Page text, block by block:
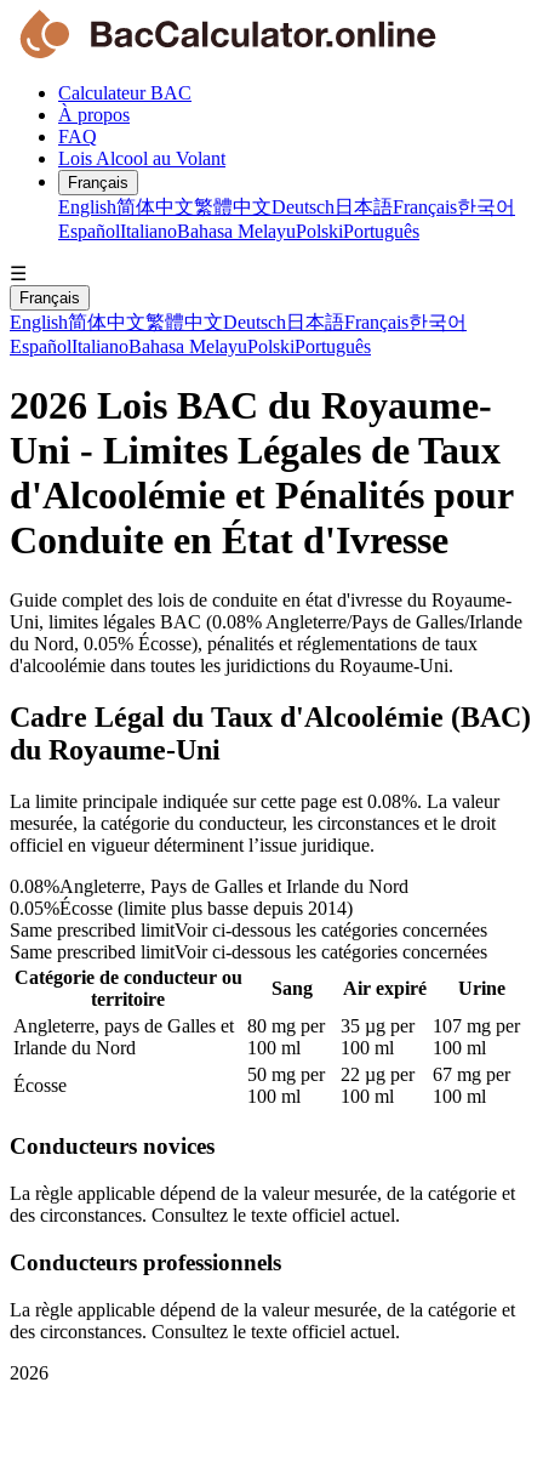
Calculateur BAC
À propos
FAQ
Lois Alcool au Volant
Français
English简体中文繁體中文Deutsch 日本語Français한국어
EspañolItalianoBahasa MelayuPolskiPortuguês
☰
Français
English简体中文繁體中文Deutsch 日本語Français한국어
EspañolItalianoBahasa MelayuPolskiPortuguês
2026 Lois BAC du Royaume-
Uni - Limites Légales de Taux
d'Alcoolémie et Pénalités pour
Conduite en État d'Ivresse
Guide complet des lois de conduite en état d'ivresse du Royaume-
Uni, limites légales BAC (0.08% Angleterre/Pays de Galles/Irlande
du Nord, 0.05% Écosse), pénalités et réglementations de taux
d'alcoolémie dans toutes les juridictions du Royaume-Uni.
Cadre Légal du Taux d'Alcoolémie (BAC)
du Royaume-Uni
La limite principale indiquée sur cette page est 0.08%. La valeur
mesurée, la catégorie du conducteur, les circonstances et le droit
officiel en vigueur déterminent l’issue juridique.
0.08%Angleterre, Pays de Galles et Irlande du Nord
0.05%Écosse (limite plus basse depuis 2014)
Same prescribed limitVoir ci-dessous les catégories concernées
Same prescribed limitVoir ci-dessous les catégories concernées
Catégorie de conducteur ou
territoire
Sang Air expiré
Urine
Angleterre, pays de Galles et
Irlande du Nord
80 mg per
100 ml
35 µg per
100 ml
107 mg per
100 ml
Écosse
50 mg per
100 ml
22 µg per
100 ml
67 mg per
100 ml
Conducteurs novices
La règle applicable dépend de la valeur mesurée, de la catégorie et
des circonstances. Consultez le texte officiel actuel.
Conducteurs professionnels
La règle applicable dépend de la valeur mesurée, de la catégorie et
des circonstances. Consultez le texte officiel actuel.
2026